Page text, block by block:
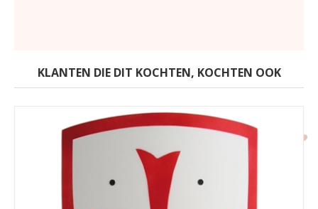
KLANTEN DIE DIT KOCHTEN, KOCHTEN OOK